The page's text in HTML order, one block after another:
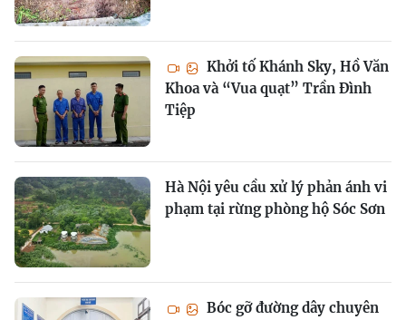
Khởi tố Khánh Sky, Hồ Văn
Khoa và “Vua quạt” Trần Đình
Tiệp
Hà Nội yêu cầu xử lý phản ánh vi
phạm tại rừng phòng hộ Sóc Sơn
Bóc gỡ đường dây chuyên